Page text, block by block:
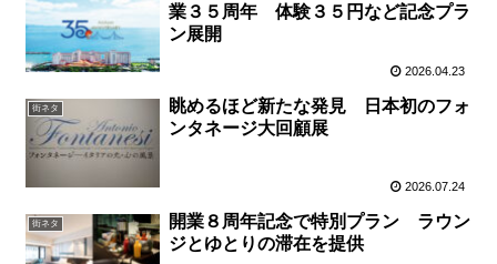
業３５周年 体験３５円など記念プラ
ン展開
2026.04.23
街ネタ
眺めるほど新たな発見 日本初のフォ
ンタネージ大回顧展
2026.07.24
街ネタ
開業８周年記念で特別プラン ラウン
ジとゆとりの滞在を提供